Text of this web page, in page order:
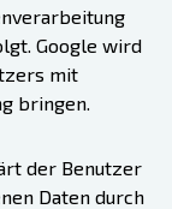
Google wird
mit
bringen.
der Benutzer
Daten durch